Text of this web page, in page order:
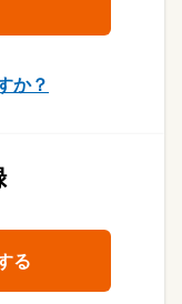
か？
る